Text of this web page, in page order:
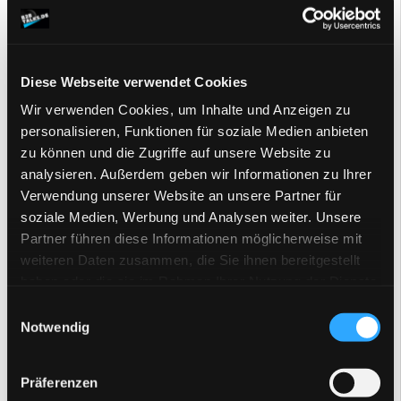
Diese Webseite verwendet Cookies
Wir verwenden Cookies, um Inhalte und Anzeigen zu
personalisieren, Funktionen für soziale Medien anbieten
zu können und die Zugriffe auf unsere Website zu
analysieren. Außerdem geben wir Informationen zu Ihrer
Verwendung unserer Website an unsere Partner für
soziale Medien, Werbung und Analysen weiter. Unsere
Partner führen diese Informationen möglicherweise mit
weiteren Daten zusammen, die Sie ihnen bereitgestellt
Notwendig
Präferenzen
Auch hierfür gibt es eine einfache Faustformel, mit
der man das erkennen kann. Solange Sie nur eine
noch kein PIM System erforderlich.
Eine einzelne Person kann sich selbst Prozesse und
Organisationsformen schaffen, die es ihr erlaubt, die
Produktdatenpflege vernünftig zu organisieren und zu
beherrschen.
Schwieriger wird es, wenn die Produktdatenpflege in
einem Team aus mehreren Personen geschieht. Jetzt
muss für Klarheit und Transparenz über den Status
ansonsten droht schneller Chaos oder Unsicherheit,
oder noch schlimmer Produktdaten gehen verloren.